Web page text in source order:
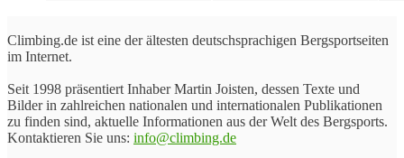
Climbing.de ist eine der ältesten deutschsprachigen Bergsportseiten
im Internet.
Seit 1998 präsentiert Inhaber Martin Joisten, dessen Texte und
Bilder in zahlreichen nationalen und internationalen Publikationen
zu finden sind, aktuelle Informationen aus der Welt des Bergsports.
Kontaktieren Sie uns: info@climbing.de